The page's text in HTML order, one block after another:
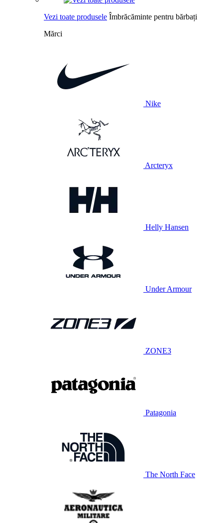
Vezi toate produsele Îmbrăcăminte pentru bărbați
Mărci
Nike
Arcteryx
Helly Hansen
Under Armour
ZONE3
Patagonia
The North Face